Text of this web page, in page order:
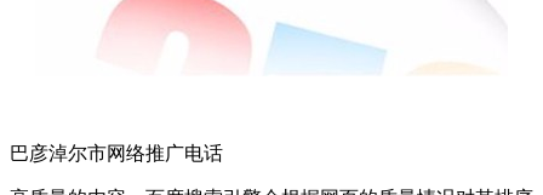
巴彦淖尔市网络推广电话